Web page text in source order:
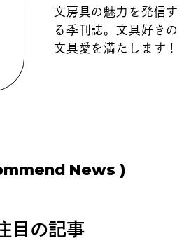
News )
目の記事
文房具の魅力を発信す
る季刊誌。文具好きの
文具愛を満たします！